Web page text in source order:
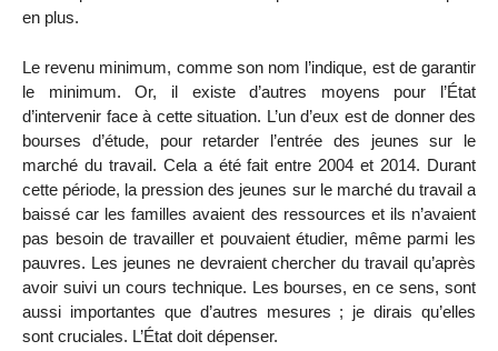
en plus.
Le revenu minimum, comme son nom l’indique, est de garantir
le minimum. Or, il existe d’autres moyens pour l’État
d’intervenir face à cette situation. L’un d’eux est de donner des
bourses d’étude, pour retarder l’entrée des jeunes sur le
marché du travail. Cela a été fait entre 2004 et 2014. Durant
cette période, la pression des jeunes sur le marché du travail a
baissé car les familles avaient des ressources et ils n’avaient
pas besoin de travailler et pouvaient étudier, même parmi les
pauvres. Les jeunes ne devraient chercher du travail qu’après
avoir suivi un cours technique. Les bourses, en ce sens, sont
aussi importantes que d’autres mesures ; je dirais qu’elles
sont cruciales. L’État doit dépenser.